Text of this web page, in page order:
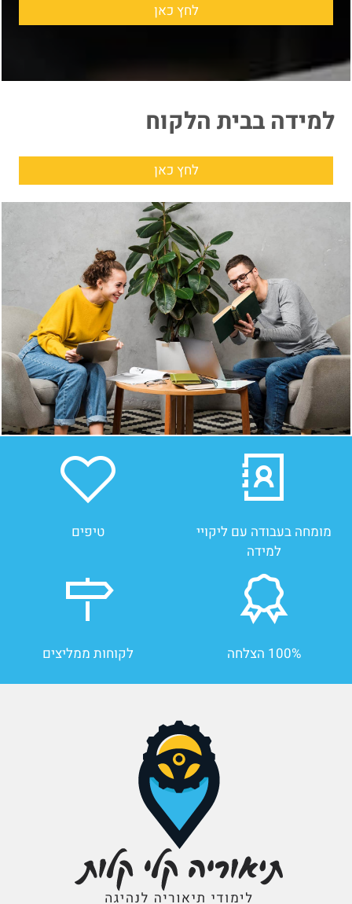
לחץ כאן
למידה בבית הלקוח
לחץ כאן
מומחה בעבודה עם ליקויי
למידה
טיפים
100% הצלחה לקוחות ממליצים